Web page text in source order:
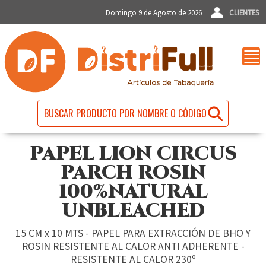
Domingo 9 de Agosto de 2026 CLIENTES
PAPEL LION CIRCUS
PARCH ROSIN
100%NATURAL
UNBLEACHED
15 CM x 10 MTS - PAPEL PARA EXTRACCIÓN DE BHO Y
ROSIN RESISTENTE AL CALOR ANTI ADHERENTE -
RESISTENTE AL CALOR 230º